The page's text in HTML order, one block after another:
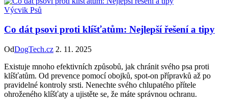
Výcvik Psů
Co dát psovi proti klíšťatům: Nejlepší řešení a tipy
OdDogTech.cz 2. 11. 2025
Existuje mnoho efektivních způsobů, jak chránit svého psa proti
klíšťatům. Od prevence pomocí obojků, spot-on přípravků až po
pravidelné kontroly srsti. Nenechte svého chlupatého přítele
ohroženého klíšťaty a ujistěte se, že máte správnou ochranu.